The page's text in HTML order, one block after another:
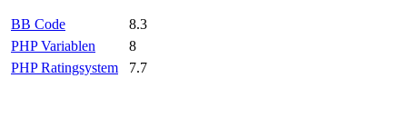
BB Code
8.3
PHP Variablen
8
PHP Ratingsystem
7.7